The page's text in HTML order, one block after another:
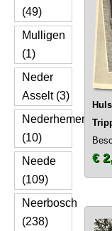
(49)
Mulligen
(1)
Neder
Asselt (3)
Nederhemert
(10)
Neede
(109)
Neerbosch
(238)
€